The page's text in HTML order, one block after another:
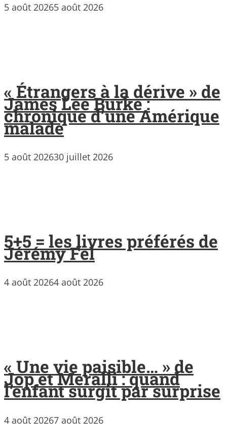
5 août 20265 août 2026
« Étrangers à la dérive » de
James Lee Burke :
chronique d’une Amérique
malade
5 août 202630 juillet 2026
5+5 = les livres préférés de
Jérémy Fel
4 août 20264 août 2026
« Une vie paisible… » de
Jop et Meralli : quand
l’enfant surgit par surprise
4 août 20267 août 2026